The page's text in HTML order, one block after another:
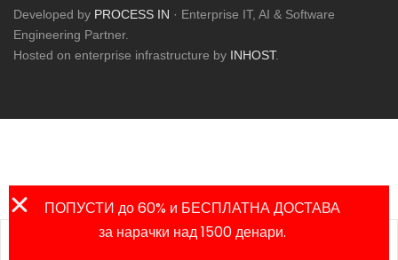
Developed by PROCESS IN · Enterprise IT, AI & Software
Engineering Partner.
Hosted on enterprise infrastructure by INHOST.
ПОПУСТИ до 60% и БЕСПЛАТНА ДОСТАВА
за нарачки над 1500 денари.